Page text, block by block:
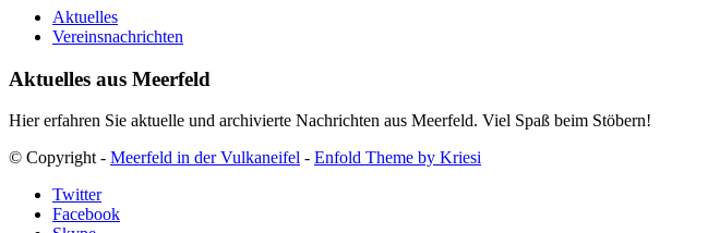
Aktuelles
Vereinsnachrichten
Aktuelles aus Meerfeld
Hier erfahren Sie aktuelle und archivierte Nachrichten aus Meerfeld. Viel Spaß beim Stöbern!
© Copyright - Meerfeld in der Vulkaneifel - Enfold Theme by Kriesi
Twitter
Facebook